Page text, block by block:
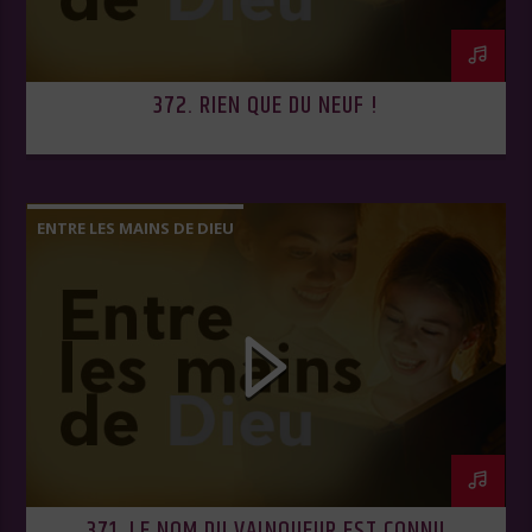
372. RIEN QUE DU NEUF !
ENTRE LES MAINS DE DIEU